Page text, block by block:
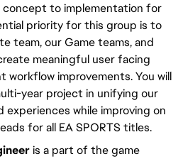
to implementation for
priority for this group is to
team, our Game teams, and
meaningful user facing
improvements. You will
year project in unifying our
while improving on
for all EA SPORTS titles.
is a part of the game